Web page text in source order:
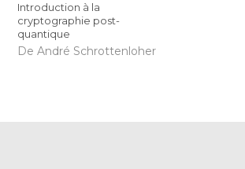
Introduction à la
cryptographie post-
quantique
De André Schrottenloher